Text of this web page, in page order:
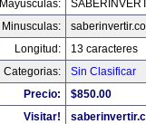
Mayusculas:
Minusculas:
Longitud:
13 caracteres
Categorias:
Sin Clasificar
Precio:
$850.00
Visitar!